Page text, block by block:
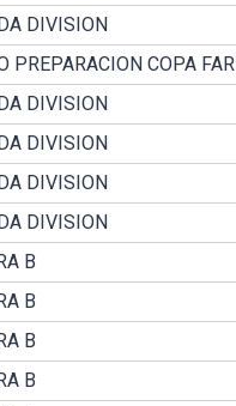
DIVISION
PREPARACION COPA
DIVISION
DIVISION
DIVISION
DIVISION
B
B
B
B